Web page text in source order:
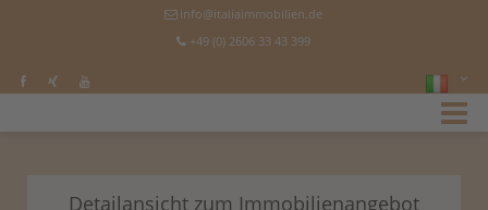
info@italiaimmobilien.de
+49 (0) 2606 33 43 399
Detailansicht zum Immobilienangebot